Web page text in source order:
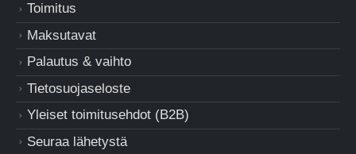
Toimitus
Maksutavat
Palautus & vaihto
Tietosuojaseloste
Yleiset toimitusehdot (B2B)
Seuraa lähetystä